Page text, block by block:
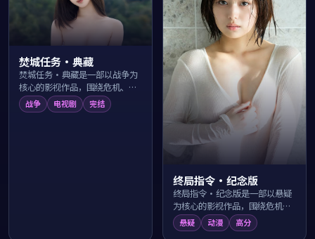
焚城任务·典藏
焚城任务·典藏是一部以战争为
核心的影视作品，围绕危机、反
转与人物成长展开，整体节奏紧
凑，值得推荐观看。
战争 电视剧 完结
终局指令·纪念版
终局指令·纪念版是一部以悬疑
为核心的影视作品，围绕危机、
反转与人物成长展开，整体节奏
紧凑，值得推荐观看。
悬疑 动漫 高分